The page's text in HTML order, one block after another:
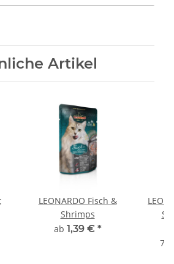
Artikel
LEONARDO Fisch &
Shrimps
ab 1,39 € *